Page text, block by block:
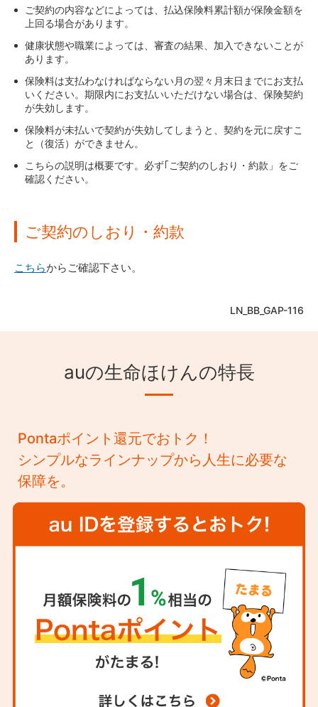
保険料払込免除
約款所定の障害状態になった場合には、保険料の払込み
が免除されます。
保険料の払込免除の対象となる状態とは？
責任開始の日からその日を含めて3年以内の自殺の場
合は、免責事由となりますので、死亡保険金のお支払
いはできません。
正しい告知をせずに契約した場合、告知義務違反とし
て契約が解除され、保険金を受け取れない場合があり
ます。
約款に定める高度障害状態に該当しない場合は、高度
障害保険金のお支払いはできません。
「特定障害を不担保とする場合の特則」を適用したご
契約において、会社が指定した特定障害により、高度
障害保険金の支払事由または保険料の払込免除事由が
ご契約の内容などによっては、払込保険料累計額が保険金額を
上回る場合があります。
健康状態や職業によっては、審査の結果、加入できないことが
あります。
保険料は支払わなければならない月の翌々月末日までにお支払
いください。期限内にお支払いいただけない場合は、保険契約
が失効します。
保険料が未払いで契約が失効してしまうと、契約を元に戻すこ
と（復活）ができません。
こちらの説明は概要です。必ず｢ご契約のしおり・約款」をご
確認ください。
ご契約のしおり・約款
こちらからご確認下さい。
LN_BB_GAP-116
auの生命ほけんの特長
Pontaポイント還元でおトク！
シンプルなラインナップから人生に必要な
保障を。